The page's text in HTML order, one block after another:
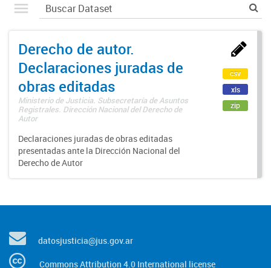
Derecho de autor.
Declaraciones juradas de
obras editadas
Ministerio de Justicia. Subsecretaría de Asuntos
Registrales. Dirección Nacional del Derecho de
Autor
Declaraciones juradas de obras editadas
presentadas ante la Dirección Nacional del
Derecho de Autor
csv
xls
zip
datosjusticia@jus.gov.ar
Commons Attribution 4.0 International license